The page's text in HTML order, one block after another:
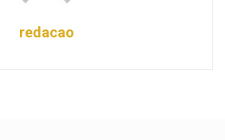
redacao